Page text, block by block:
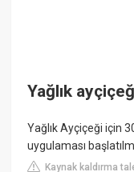
Yağlık
Yağlık Ayçiçeği için
uygulaması
Kaynak kaldırma